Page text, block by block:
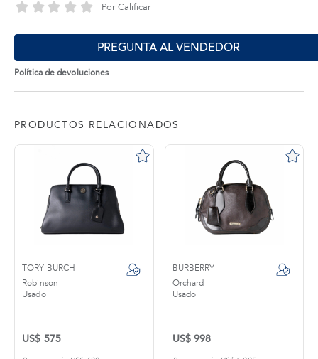
Por Calificar
PREGUNTA AL VENDEDOR
Política de devoluciones
PRODUCTOS RELACIONADOS
TORY BURCH
Robinson
Usado
US$ 575
BURBERRY
Orchard
Usado
US$ 998